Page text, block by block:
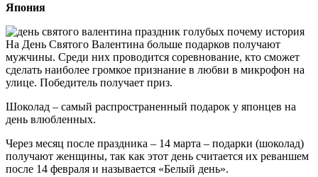
Япония
На День Святого Валентина больше подарков получают
мужчины. Среди них проводится соревнование, кто сможет
сделать наиболее громкое признание в любви в микрофон на
улице. Победитель получает приз.
Шоколад – самый распространенный подарок у японцев на
день влюбленных.
Через месяц после праздника – 14 марта – подарки (шоколад)
получают женщины, так как этот день считается их реваншем
после 14 февраля и называется «Белый день».